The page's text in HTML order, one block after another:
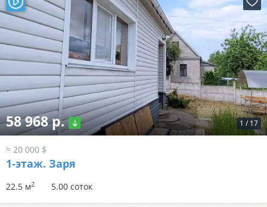
1 / 17
58 968 р.
≈ 20 000 $
1-этаж. Заря
22.5 м2 5.00 соток